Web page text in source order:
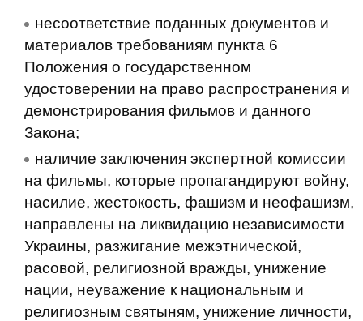
несоответствие поданных документов и
материалов требованиям пункта 6
Положения о государственном
удостоверении на право распространения и
демонстрирования фильмов и данного
Закона;
наличие заключения экспертной комиссии
на фильмы, которые пропагандируют войну,
насилие, жестокость, фашизм и неофашизм,
направлены на ликвидацию независимости
Украины, разжигание межэтнической,
расовой, религиозной вражды, унижение
нации, неуважение к национальным и
религиозным святыням, унижение личности,